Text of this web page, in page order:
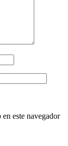
este navegador